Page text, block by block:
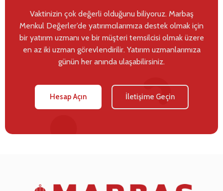
Vaktinizin çok değerli olduğunu biliyoruz. Marbaş
Menkul Değerler’de yatırımcılarımıza destek olmak için
bir yatırım uzmanı ve bir müşteri temsilcisi olmak üzere
en az iki uzman görevlendirilir. Yatırım uzmanlarımıza
günün her anında ulaşabilirsiniz.
Hesap Açın İletişime Geçin